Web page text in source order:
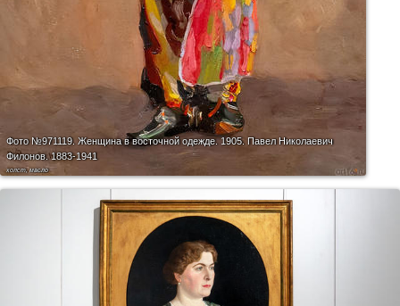
Фото №971119. Женщина в восточной одежде. 1905. Павел Николаевич
Филонов. 1883-1941
холст, масло